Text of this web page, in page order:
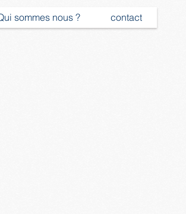
sommes nous ? contact